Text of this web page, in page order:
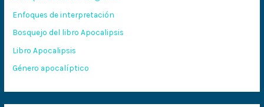
p
o
r
:
Enfoques de interpretación
Bosquejo del libro Apocalipsis
Libro Apocalipsis
Género apocalíptico